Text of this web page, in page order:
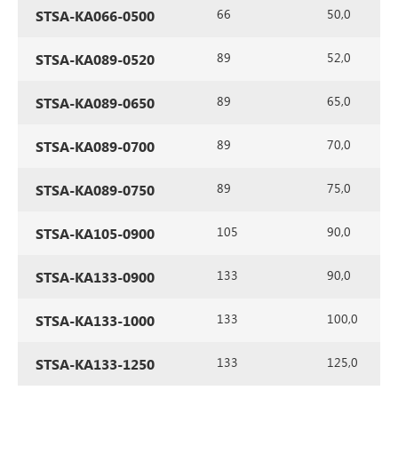
STSA-KA066-0500 66 50,0
STSA-KA089-0520 89 52,0
STSA-KA089-0650 89 65,0
STSA-KA089-0700 89 70,0
STSA-KA089-0750 89 75,0
STSA-KA105-0900 105 90,0
STSA-KA133-0900 133 90,0
STSA-KA133-1000 133 100,0
STSA-KA133-1250 133 125,0